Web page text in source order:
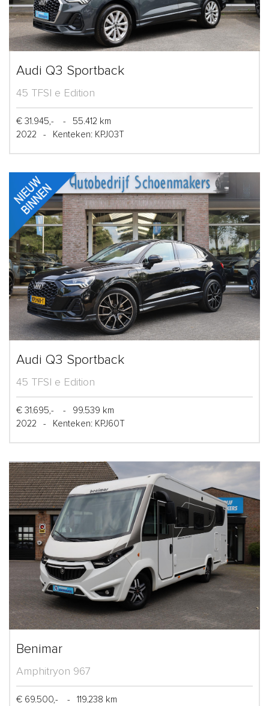
Audi Q3 Sportback
45 TFSI e Edition
€ 31.945,- -
55.412 km
2022
- Kenteken: KPJ03T
Audi Q3 Sportback
45 TFSI e Edition
€ 31.695,- -
99.539 km
2022
- Kenteken: KPJ60T
Benimar
Amphitryon 967
€ 69.500,- -
119.238 km